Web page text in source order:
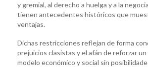
y gremial, al derecho a huelga y a la
tienen antecedentes históricos que
ventajas.
Dichas restricciones reflejan de forma
prejuicios clasistas y el afán de reforzar
modelo económico y social sin